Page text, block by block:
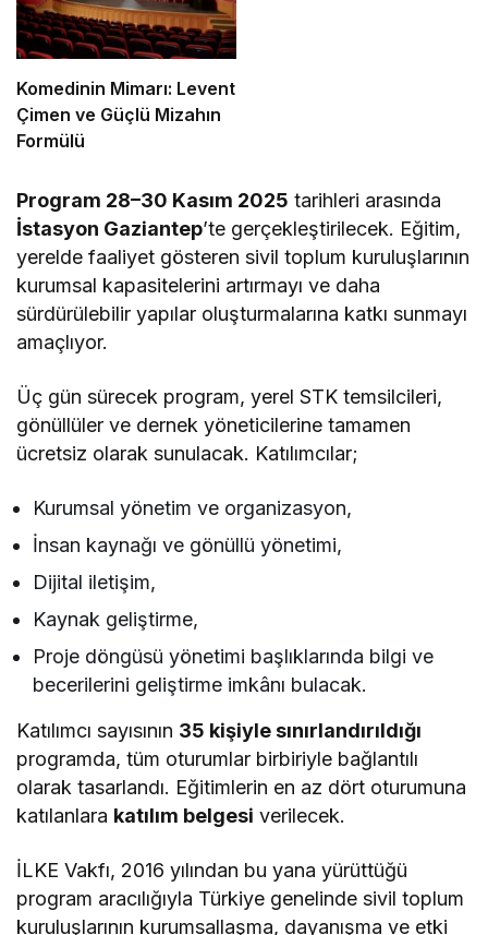
Komedinin Mimarı: Levent
Çimen ve Güçlü Mizahın
Formülü
Program 28–30 Kasım 2025 tarihleri arasında
İstasyon Gaziantep’te gerçekleştirilecek. Eğitim,
yerelde faaliyet gösteren sivil toplum kuruluşlarının
kurumsal kapasitelerini artırmayı ve daha
sürdürülebilir yapılar oluşturmalarına katkı sunmayı
amaçlıyor.
Üç gün sürecek program, yerel STK temsilcileri,
gönüllüler ve dernek yöneticilerine tamamen
ücretsiz olarak sunulacak. Katılımcılar;
Kurumsal yönetim ve organizasyon,
İnsan kaynağı ve gönüllü yönetimi,
Dijital iletişim,
Kaynak geliştirme,
Proje döngüsü yönetimi başlıklarında bilgi ve
becerilerini geliştirme imkânı bulacak.
Katılımcı sayısının 35 kişiyle sınırlandırıldığı
programda, tüm oturumlar birbiriyle bağlantılı
olarak tasarlandı. Eğitimlerin en az dört oturumuna
katılanlara katılım belgesi verilecek.
İLKE Vakfı, 2016 yılından bu yana yürüttüğü
program aracılığıyla Türkiye genelinde sivil toplum
kuruluşlarının kurumsallaşma, dayanışma ve etki